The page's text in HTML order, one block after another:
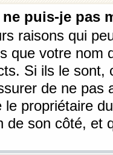
puis-je pas
raisons qui
que votre nom
Si ils le sont,
de ne pas
le propriétaire
de son côté, et